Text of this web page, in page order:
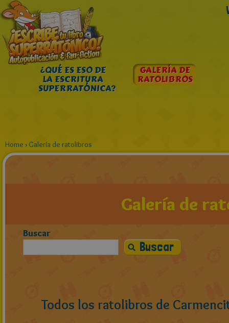
¿QUÉ ES ESO DE
LA ESCRITURA
SUPERRATÓNICA?
GALERÍA DE
RATOLIBROS
Home › Galería de ratolibros
Galería de
Buscar
Todos los ratolibros de